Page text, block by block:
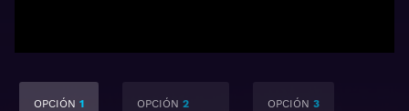
OPCIÓN 1
OPCIÓN 2
OPCIÓN 3